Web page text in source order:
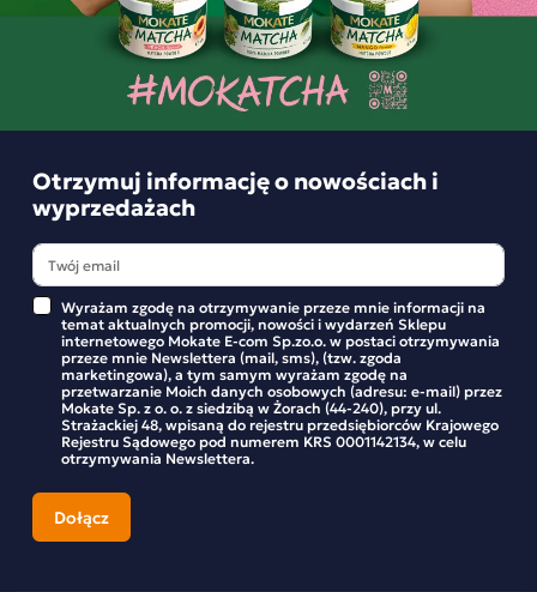
Zestaw Hurtowy Rozgrzewajca Herbata
Wiśnia z kakaowcem 10 sztuk
61,90 zł
-
Zestaw 10
Malina i
54,99 zł
Otrzymuj informację o nowościach i
wyprzedażach
Wyrażam zgodę na otrzymywanie przeze mnie informacji na
temat aktualnych promocji, nowości i wydarzeń Sklepu
internetowego Mokate E-com Sp.zo.o. w postaci otrzymywania
przeze mnie Newslettera (mail, sms), (tzw. zgoda
marketingowa), a tym samym wyrażam zgodę na
przetwarzanie Moich danych osobowych (adresu: e-mail) przez
Mokate Sp. z o. o. z siedzibą w Żorach (44-240), przy ul.
Strażackiej 48, wpisaną do rejestru przedsiębiorców Krajowego
Rejestru Sądowego pod numerem KRS 0001142134, w celu
otrzymywania Newslettera.